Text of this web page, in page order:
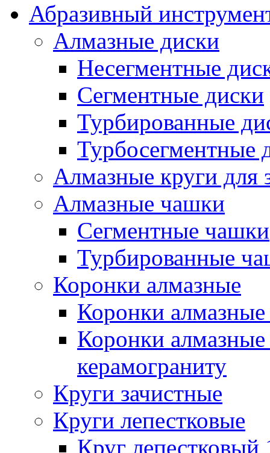
Абразивный
Алмазные диски
Несегментные
Сегментные диски
Турбированные
Турбосегментные
Алмазные круги для
Алмазные чашки
Сегментные чашки
Турбированные
Коронки алмазные
Коронки
Коронки
керамограниту
Круги зачистные
Круги лепестковые
Круг